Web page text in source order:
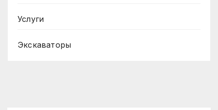
Услуги
Экскаваторы